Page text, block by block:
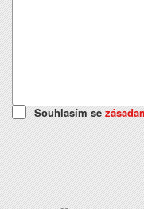
Souhlasím se